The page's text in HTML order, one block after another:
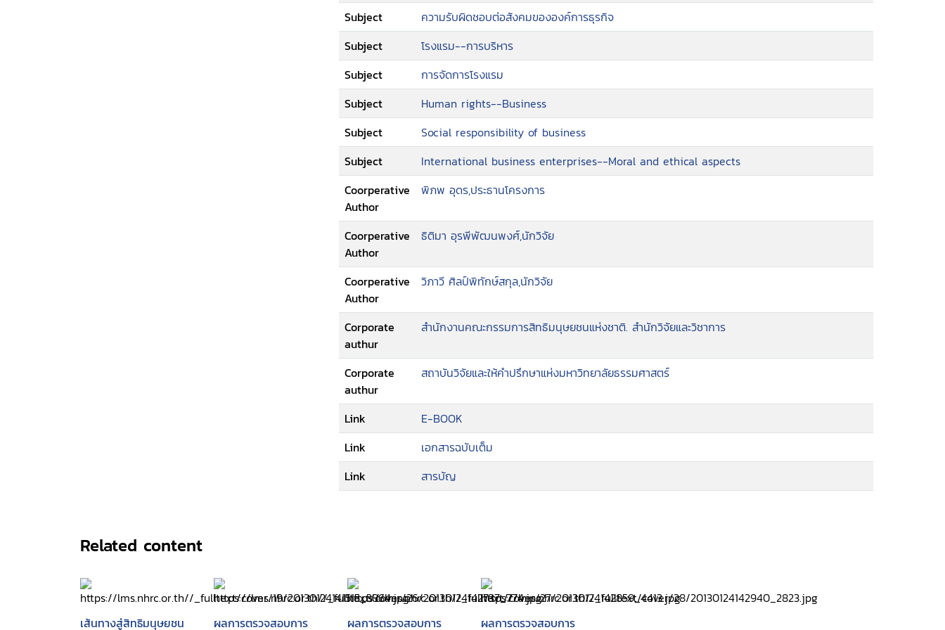
Subject
ความรับผิดชอบต่อสังคมขององค์การธุรกิจ
Subject
โรงแรม--การบริหาร
Subject
การจัดการโรงแรม
Subject
Human rights--Business
Subject
Social responsibility of business
Subject
International business enterprises--Moral and ethical aspects
Coorperative
Author
พิภพ อุดร,ประธานโครงการ
Coorperative
Author
ธิติมา อุรพีพัฒนพงศ์,นักวิจัย
Coorperative
Author
วิภาวี ศิลป์พิทักษ์สกุล,นักวิจัย
Corporate
authur
สำนักงานคณะกรรมการสิทธิมนุษยชนแห่งชาติ. สำนักวิจัยและวิชาการ
Corporate
authur
สถาบันวิจัยและให้คำปรึกษาแห่งมหาวิทยาลัยธรรมศาสตร์
Link
E-BOOK
Link
เอกสารฉบับเต็ม
Link
สารบัญ
Related content
เส้นทางสู่สิทธิมนุษยชน
ผลการตรวจสอบการ
ผลการตรวจสอบการ
ผลการตรวจสอบการ